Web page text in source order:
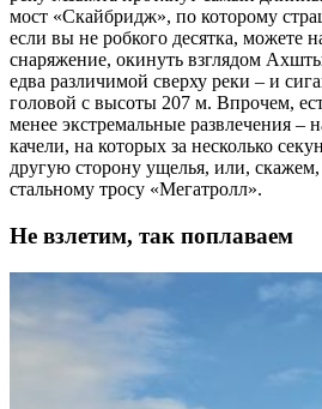
мост «Скайбридж», по которому
если вы не робкого десятка, можете
снаряжение, окинуть взглядом
едва различимой сверху реки – и
головой с высоты 207 м. Впрочем,
менее экстремальные развлечения –
качели, на которых за несколько
другую сторону ущелья, или,
стальному тросу «Мегатролл».
Не взлетим, так поплаваем